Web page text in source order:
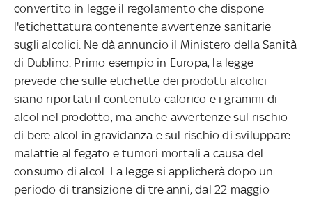
convertito in legge il regolamento che dispone
l'etichettatura contenente avvertenze sanitarie
sugli alcolici. Ne dà annuncio il Ministero della Sanità
di Dublino. Primo esempio in Europa, la legge
prevede che sulle etichette dei prodotti alcolici
siano riportati il contenuto calorico e i grammi di
alcol nel prodotto, ma anche avvertenze sul rischio
di bere alcol in gravidanza e sul rischio di sviluppare
malattie al fegato e tumori mortali a causa del
consumo di alcol. La legge si applicherà dopo un
periodo di transizione di tre anni, dal 22 maggio